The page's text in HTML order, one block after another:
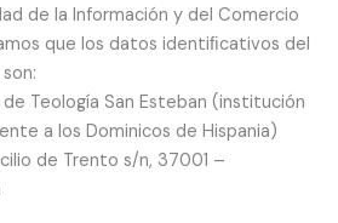
de la Información y del Comercio
que los datos identiﬁcativos del
Teología San Esteban (institución
a los Dominicos de Hispania)
de Trento s/n, 37001 –